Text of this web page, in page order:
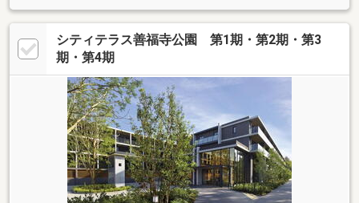
シティテラス善福寺公園 第1期・第2期・第3
期・第4期